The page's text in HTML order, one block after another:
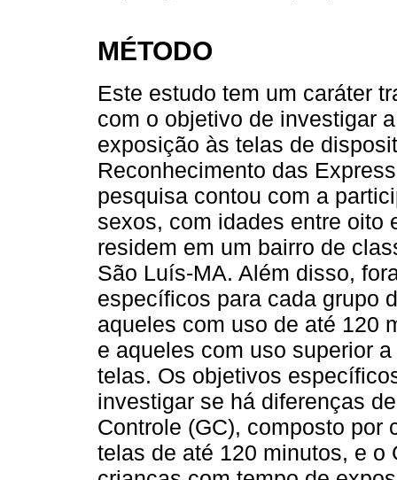
MÉTODO
Este estudo tem um caráter
com o objetivo de investigar
exposição às telas de
Reconhecimento das
pesquisa contou com a
sexos, com idades entre oito
residem em um bairro de
São Luís-MA. Além disso,
específicos para cada grupo
aqueles com uso de até 120
e aqueles com uso superior
telas. Os objetivos
investigar se há diferenças
Controle (GC), composto por
telas de até 120 minutos, e o